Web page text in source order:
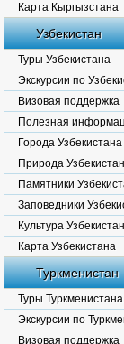
Карта Кыргызстана
Узбекистан
Туры Узбекистана
Экскурсии по
Визовая поддержка
Полезная
Города Узбекистана
Природа
Памятники
Заповедники
Культура
Карта Узбекистана
Туркменистан
Туры Туркменистана
Экскурсии по
Визовая поддержка